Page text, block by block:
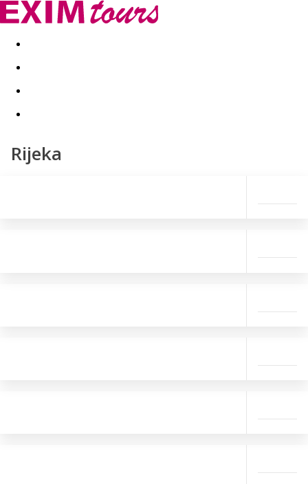
Akční nabídky Last minute
Rijeka